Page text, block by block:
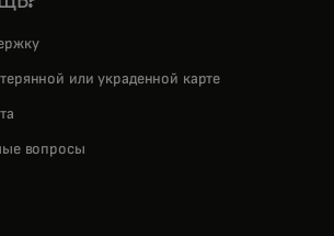
или украденной карте
вопросы